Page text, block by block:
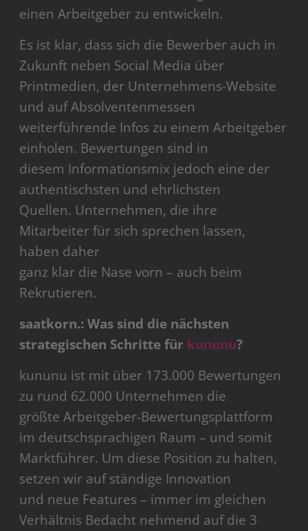
einen Arbeitgeber zu entwickeln.
Es ist klar, dass sich die Bewerber auch in
Zukunft neben Social Media über
Printmedien, der Unternehmens-Website
und auf Absolventenmessen
weiterführende Infos zu einem Arbeitgeber
einholen. Bewertungen sind in
diesem Informationsmix jedoch eine der
authentischsten und ehrlichsten
Quellen. Unternehmen, die ihre
Mitarbeiter für sich sprechen lassen,
haben daher
ganz klar die Nase vorn – auch beim
Rekrutieren.
saatkorn.: Was sind die nächsten
strategischen Schritte für kununu?
kununu ist mit über 173.000 Bewertungen
zu rund 62.000 Unternehmen die
größte Arbeitgeber-Bewertungsplattform
im deutschsprachigen Raum – und somit
Marktführer. Um diese Position zu halten,
setzen wir auf ständige Innovation
und neue Features – immer im gleichen
Verhältnis Bedacht nehmend auf die 3